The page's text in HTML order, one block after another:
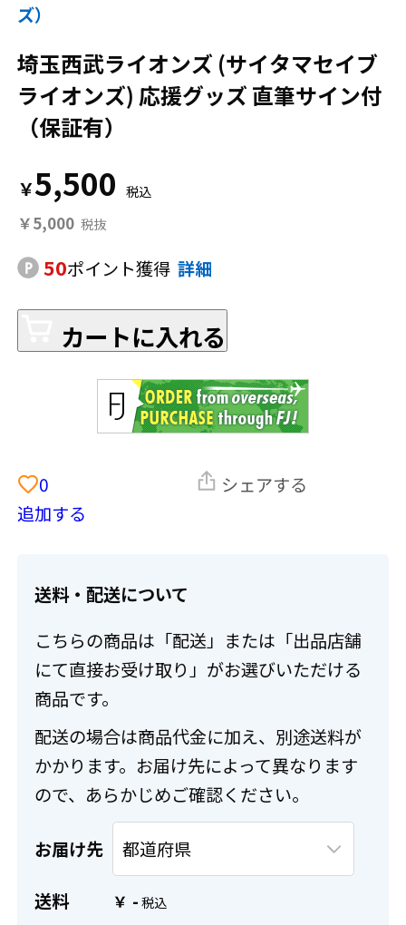
ズ）
埼玉西武ライオンズ (サイタマセイブ
ライオンズ) 応援グッズ 直筆サイン付
（保証有）
￥5,500
￥5,000
50ポイント獲得 詳細
カートに入れる
0
追加する
シェアする
送料・配送について
こちらの商品は「配送」または「出品店舗
にて直接お受け取り」がお選びいただける
商品です。
配送の場合は商品代金に加え、別途送料が
かかります。お届け先によって異なります
ので、あらかじめご確認ください。
お届け先
送料 ￥ -